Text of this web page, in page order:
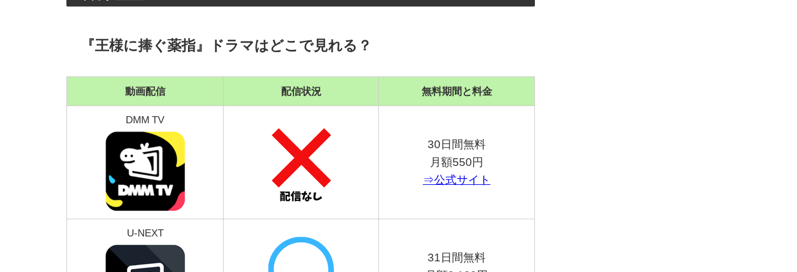
『王様に捧ぐ薬指』ドラマはどこで見れる？
動画配信 配信状況 無料期間と料金
DMM TV
30日間無料
月額550円
⇒公式サイト
U-NEXT
31日間無料